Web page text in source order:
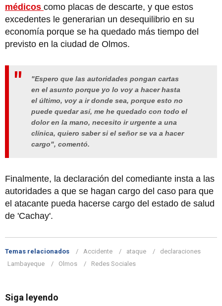
médicos como placas de descarte, y que estos
excedentes le generarian un desequilibrio en su
economía porque se ha quedado más tiempo del
previsto en la ciudad de Olmos.
"Espero que las autoridades pongan cartas
en el asunto porque yo lo voy a hacer hasta
el último, voy a ir donde sea, porque esto no
puede quedar así, me he quedado con todo el
dolor en la mano, necesito ir urgente a una
clínica, quiero saber si el señor se va a hacer
cargo", comentó.
Finalmente, la declaración del comediante insta a las
autoridades a que se hagan cargo del caso para que
el atacante pueda hacerse cargo del estado de salud
de 'Cachay'.
Temas relacionados Accidente ataque
declaraciones
Lambayeque
Olmos Redes Sociales
Siga leyendo